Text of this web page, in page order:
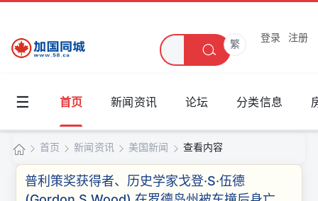
繁
登录 注册
☰ 首页 新闻资讯 论坛 分类信息
加
首页 新闻资讯 美国新闻 查看内容
普利策奖获得者、历史学家戈登·S·伍德